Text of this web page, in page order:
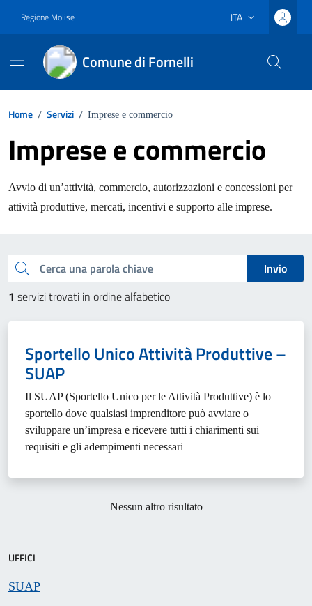
Regione Molise Lingua attiva:
ITA
Comune di Fornelli
Home / Servizi / Imprese e commercio
Imprese e commercio
Avvio di un’attività, commercio, autorizzazioni e concessioni per
attività produttive, mercati, incentivi e supporto alle imprese.
Cerca una parola chiave
Invio
1 servizi trovati in ordine alfabetico
Sportello Unico Attività Produttive –
SUAP
Il SUAP (Sportello Unico per le Attività Produttive) è lo
sportello dove qualsiasi imprenditore può avviare o
sviluppare un’impresa e ricevere tutti i chiarimenti sui
requisiti e gli adempimenti necessari
Nessun altro risultato
UFFICI
SUAP